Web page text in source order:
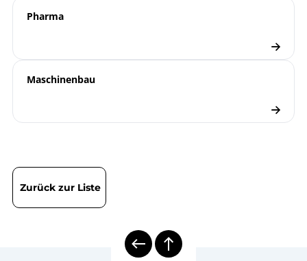
Pharma
Maschinenbau
Zurück zur Liste